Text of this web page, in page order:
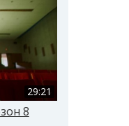
29:21
8